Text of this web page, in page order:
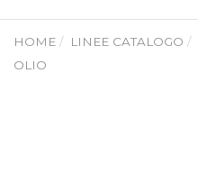
HOME LINEE CATALOGO
OLIO